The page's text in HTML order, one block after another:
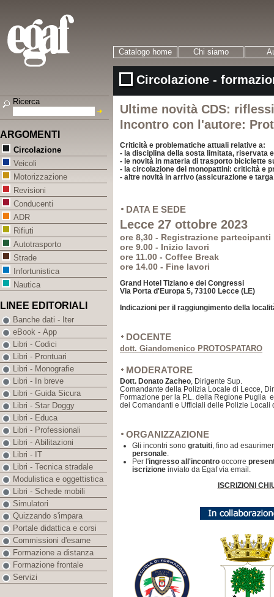
Catalogo home Chi siamo
Circolazione -
Ultime novità CDS:
Incontro con l'autore:
Criticità e problematiche attuali relative a:
- la disciplina della sosta limitata, riservata
- le novità in materia di trasporto biciclette
- la circolazione dei monopattini: criticità e
- altre novità in arrivo (assicurazione e
DATA E SEDE
Lecce 27 ottobre 2023
ore 8,30 - Registrazione partecipanti
ore 9.00 - Inizio lavori
ore 11.00 - Coffee Break
ore 14.00 - Fine lavori
Grand Hotel Tiziano e dei Congressi
Via Porta d'Europa 5, 73100 Lecce (LE)
Indicazioni per il raggiungimento della
DOCENTE
dott. Giandomenico PROTOSPATARO
MODERATORE
Dott. Donato Zacheo, Dirigente Sup.
Comandante della Polizia Locale di Lecce,
Formazione per la P.L. della Regione Puglia
dei Comandanti e Ufficiali delle Polizie Locali
ORGANIZZAZIONE
Gli incontri sono gratuiti, fino ad
personale.
Per l'ingresso all'incontro occorre
iscrizione inviato da Egaf via email.
ISCRIZIONI
Ricerca
ARGOMENTI
Circolazione
Veicoli
Motorizzazione
Revisioni
Conducenti
ADR
Rifiuti
Autotrasporto
Strade
Infortunistica
Nautica
LINEE EDITORIALI
Banche dati - Iter
eBook - App
Libri - Codici
Libri - Prontuari
Libri - Monografie
Libri - In breve
Libri - Guida Sicura
Libri - Star Doggy
Libri - Educa
Libri - Professionali
Libri - Abilitazioni
Libri - IT
Libri - Tecnica stradale
Modulistica e oggettistica
Libri - Schede mobili
Simulatori
Quizzando s'impara
Portale didattica e corsi
Commissioni d'esame
Formazione a distanza
Formazione frontale
Servizi